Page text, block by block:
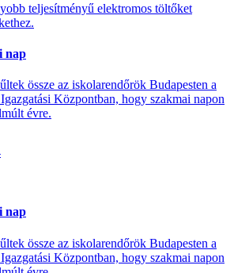
teljesítményű elektromos töltőket
nap
össze az iskolarendőrök Budapesten a
Központban, hogy szakmai napon
évre.
nap
össze az iskolarendőrök Budapesten a
Központban, hogy szakmai napon